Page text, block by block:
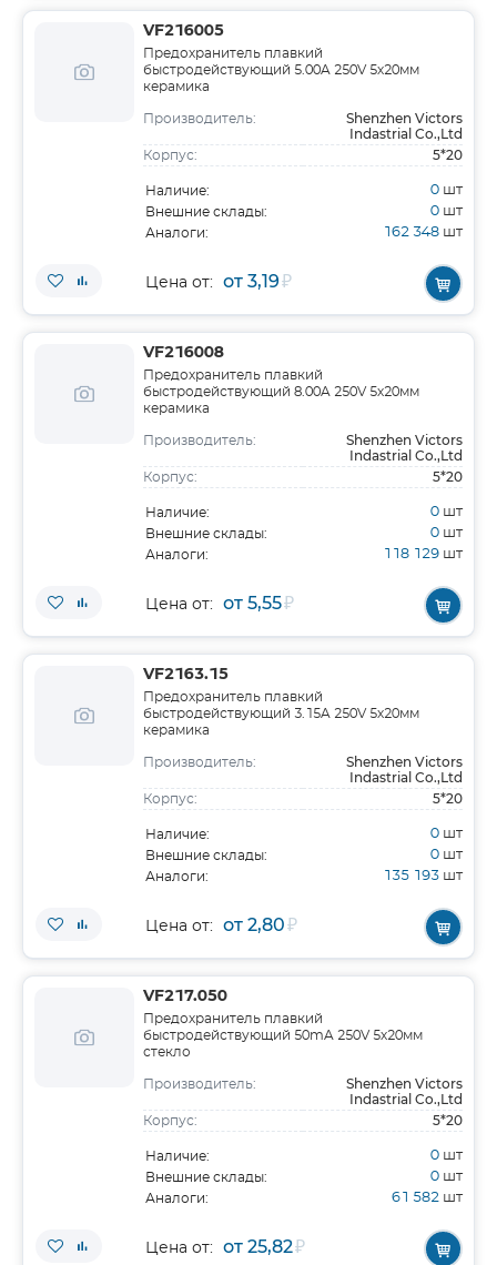
VF216005
Предохранитель плавкий
быстродействующий 5.00A 250V 5х20мм
керамика
Производитель:
Shenzhen Victors
Indastrial Co.,Ltd
Корпус: 5*20
Наличие: 0 шт
Внешние склады: 0 шт
Аналоги: 162 348 шт
Цена от: от 3,19₽
VF216008
Предохранитель плавкий
быстродействующий 8.00A 250V 5х20мм
керамика
Производитель:
Shenzhen Victors
Indastrial Co.,Ltd
Корпус: 5*20
Наличие: 0 шт
Внешние склады: 0 шт
Аналоги: 118 129 шт
Цена от: от 5,55₽
VF2163.15
Предохранитель плавкий
быстродействующий 3.15A 250V 5х20мм
керамика
Производитель:
Shenzhen Victors
Indastrial Co.,Ltd
Корпус: 5*20
Наличие: 0 шт
Внешние склады: 0 шт
Аналоги: 135 193 шт
Цена от: от 2,80₽
VF217.050
Предохранитель плавкий
быстродействующий 50mA 250V 5х20мм
стекло
Производитель:
Shenzhen Victors
Indastrial Co.,Ltd
Корпус: 5*20
Наличие: 0 шт
Внешние склады: 0 шт
Аналоги: 61 582 шт
Цена от: от 25,82₽